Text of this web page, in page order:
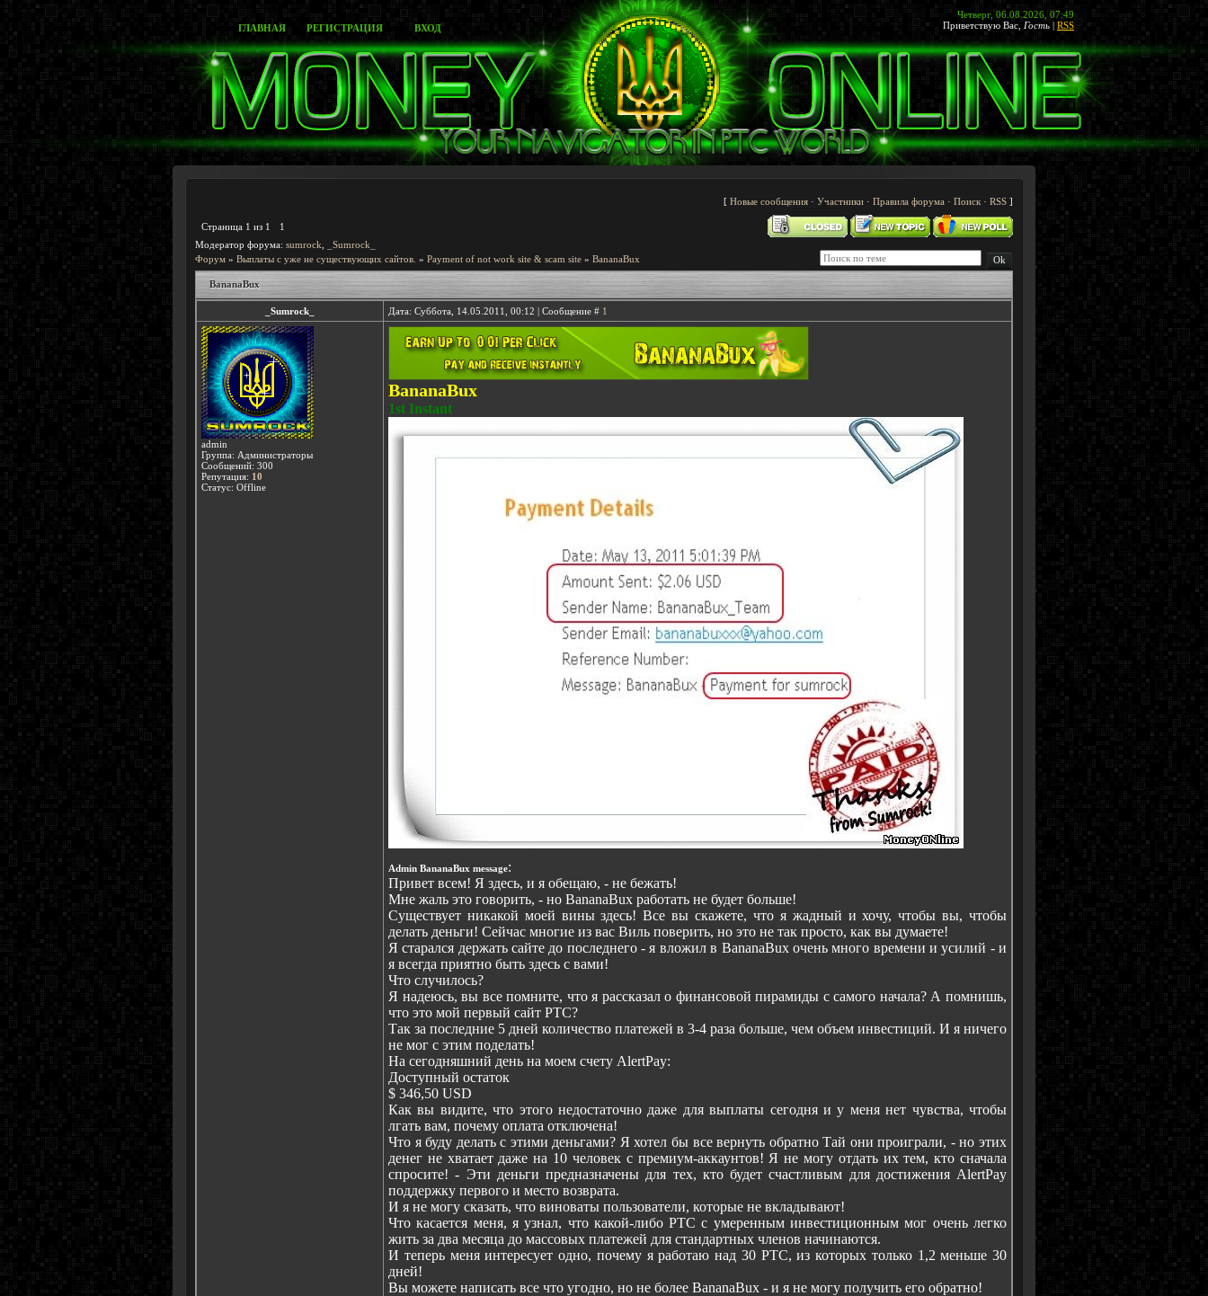
ГЛАВНАЯ РЕГИСТРАЦИЯ ВХОД
Четверг, 06.08.2026, 07:49
Приветствую Вас Гость | RSS
[ Новые сообщения · Участники · Правила форума · Поиск · RSS ]
Страница 1 из 1
1
Модератор форума: sumrock
_Sumrock_
Форум » Выплаты с уже не существующих сайтов. » Payment of not work site & scam site » BananaBux
BananaBux
_Sumrock_ Дата: Суббота, 14.05.2011, 00:12 | Сообщение # 1
admin
Группа: Администраторы
Сообщений: 300
Репутация: 10
Статус: Offline
BananaBux
1st Instant
Admin BananaBux message:
Привет всем! Я здесь, и я обещаю, - не бежать!
Мне жаль это говорить, - но BananaBux работать не будет больше!
Существует никакой моей вины здесь! Все вы скажете, что я жадный и хочу, чтобы вы, чтобы
делать деньги! Сейчас многие из вас Виль поверить, но это не так просто, как вы думаете!
Я старался держать сайте до последнего - я вложил в BananaBux очень много времени и усилий - и
я всегда приятно быть здесь с вами!
Что случилось?
Я надеюсь, вы все помните, что я рассказал о финансовой пирамиды с самого начала? А помнишь,
что это мой первый сайт PTC?
Так за последние 5 дней количество платежей в 3-4 раза больше, чем объем инвестиций. И я ничего
не мог с этим поделать!
На сегодняшний день на моем счету AlertPay:
Доступный остаток
$ 346,50 USD
Как вы видите, что этого недостаточно даже для выплаты сегодня и у меня нет чувства, чтобы
лгать вам, почему оплата отключена!
Что я буду делать с этими деньгами? Я хотел бы все вернуть обратно Тай они проиграли, - но этих
денег не хватает даже на 10 человек с премиум-аккаунтов! Я не могу отдать их тем, кто сначала
спросите! - Эти деньги предназначены для тех, кто будет счастливым для достижения AlertPay
поддержку первого и место возврата.
И я не могу сказать, что виноваты пользователи, которые не вкладывают!
Что касается меня, я узнал, что какой-либо PTC с умеренным инвестиционным мог очень легко
жить за два месяца до массовых платежей для стандартных членов начинаются.
И теперь меня интересует одно, почему я работаю над 30 PTC, из которых только 1,2 меньше 30
дней!
Вы можете написать все что угодно, но не более BananaBux - и я не могу получить его обратно!